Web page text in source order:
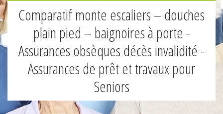
Comparatif monte escaliers – douches
plain pied – baignoires à porte -
Assurances obsèques décès invalidité -
Assurances de prêt et travaux pour
Seniors